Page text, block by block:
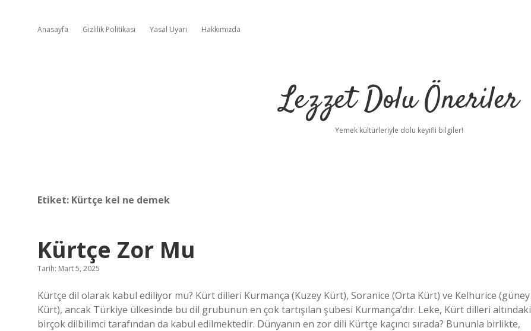
Anasayfa Gizlilik Politikası Yasal Uyarı Hakkımızda
Lezzet Dolu Öneriler
Yemek kültürleriyle dolu keyifli bilgiler!
Etiket: Kürtçe kel ne demek
Kürtçe Zor Mu
Tarih: Mart 5, 2025
Kürtçe dil olarak kabul ediliyor mu? Kürt dilleri Kurmança (Kuzey Kürt), Soranice (Orta Kürt) ve Kelhurice (güney
Kürt), ancak Türkiye ülkesinde bu dil grubunun en çok tartışılan şubesi Kurmança’dır. Leke, Kürt dilleri altındaki
birçok dilbilimci tarafından da kabul edilmektedir. Dünyanın en zor dili Kürtçe kaçıncı sırada? Bununla birlikte,